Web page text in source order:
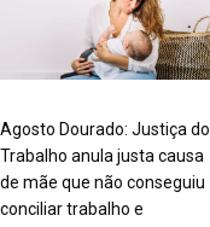
Agosto Dourado: Justiça do
Trabalho anula justa causa
de mãe que não conseguiu
conciliar trabalho e